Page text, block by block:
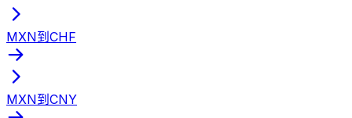
MXN到CHF
MXN到CNY